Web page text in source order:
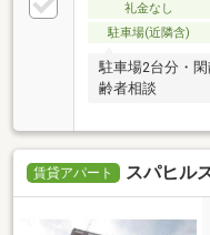
礼金なし
駐車場(近隣含)
駐車場2台分・
齢者相談
賃貸アパート スパヒル